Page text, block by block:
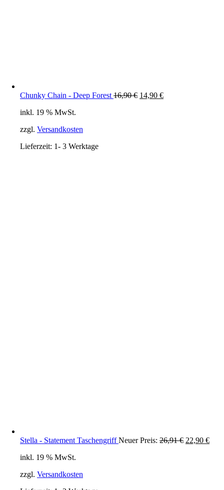
Chunky Chain - Deep Forest 16,90€ Ursprünglicher
14,90 €Aktueller
inkl. 19 % MwSt.
zzgl. Versandkosten
Lieferzeit: 1- 3 Werktage
Stella - Statement Taschengriff Neuer Preis: 26,91€ 22,90 €
inkl. 19 % MwSt.
zzgl. Versandkosten